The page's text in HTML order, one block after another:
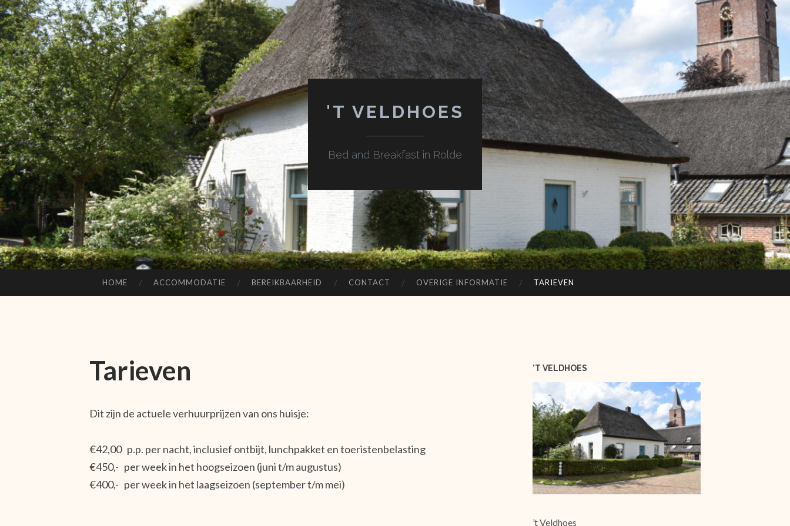
'T VELDHOES
Bed and Breakfast in Rolde
SPRING NAAR INHOUDHOME ACCOMMODATIE BEREIKBAARHEID CONTACT OVERIGE INFORMATIE TARIEVEN
Tarieven
Dit zijn de actuele verhuurprijzen van ons huisje:
€42,00 p.p. per nacht, inclusief ontbijt, lunchpakket en toeristenbelasting
€450,- per week in het hoogseizoen (juni t/m augustus)
€400,- per week in het laagseizoen (september t/m mei)
’T VELDHOES
’t Veldhoes